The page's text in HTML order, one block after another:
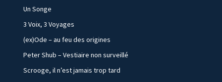
Un Songe
3 Voix, 3 Voyages
(ex)Ode – au feu des origines
Peter Shub – Vestiaire non surveillé
Scrooge, il n’est jamais trop tard